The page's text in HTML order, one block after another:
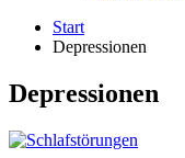
Start
Depressionen
Depressionen